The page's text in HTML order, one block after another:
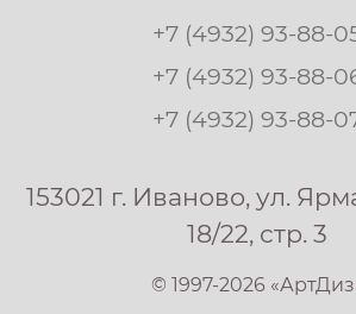
+7 (4932) 93-88-
+7 (4932) 93-88-
+7 (4932) 93-88-
153021 г. Иваново, ул.
18/22, стр. 3
© 1997-2026